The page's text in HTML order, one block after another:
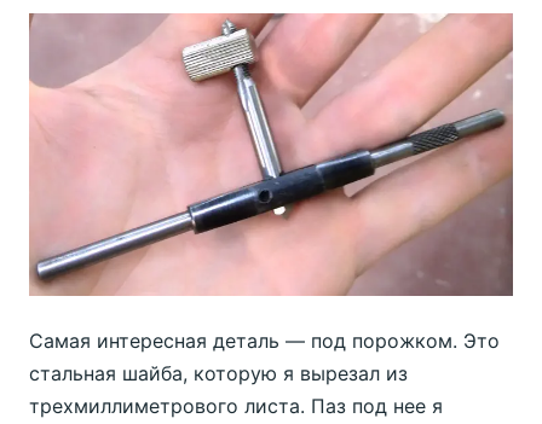
Самая интересная деталь — под порожком. Это
стальная шайба, которую я вырезал из
трехмиллиметрового листа. Паз под нее я